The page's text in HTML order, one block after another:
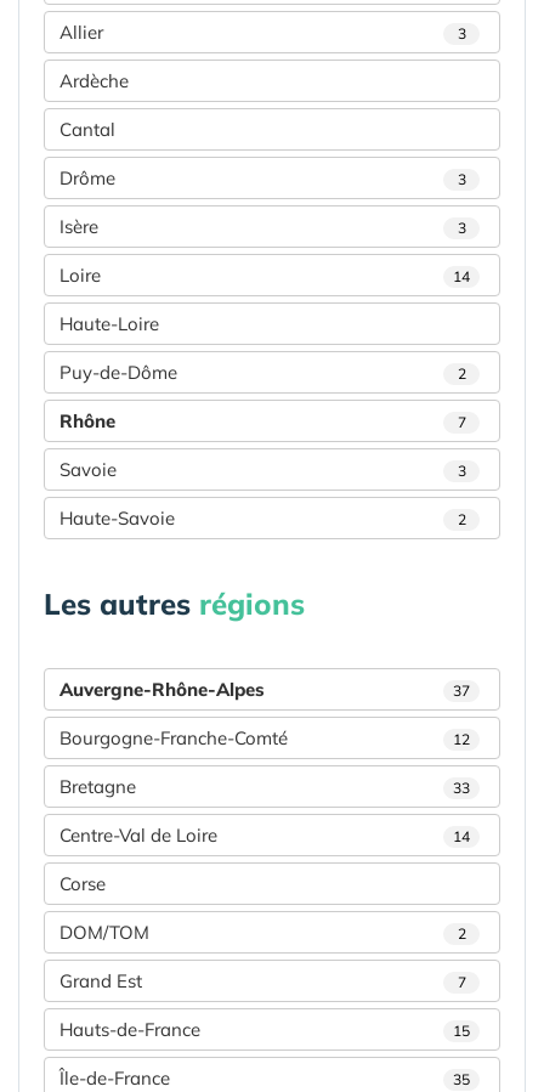
Allier 3
Ardèche
Cantal
Drôme 3
Isère 3
Loire 14
Haute-Loire
Puy-de-Dôme 2
Rhône 7
Savoie 3
Haute-Savoie 2
Les autres régions
Auvergne-Rhône-Alpes 37
Bourgogne-Franche-Comté 12
Bretagne 33
Centre-Val de Loire 14
Corse
DOM/TOM 2
Grand Est 7
Hauts-de-France 15
Île-de-France 35